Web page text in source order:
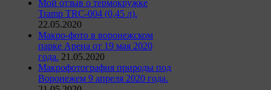
Мой отзыв о термокружке
Tramp TRC-004 (0,45 л).
22.05.2020
Макро-фото в воронежском
парке Арена от 19 мая 2020
года. 21.05.2020
Макрофотография природы под
Воронежем 9 апреля 2020 года.